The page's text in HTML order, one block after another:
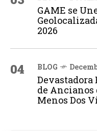
GAME se
2026
04 BLOG
de Ancianos
Menos Dos